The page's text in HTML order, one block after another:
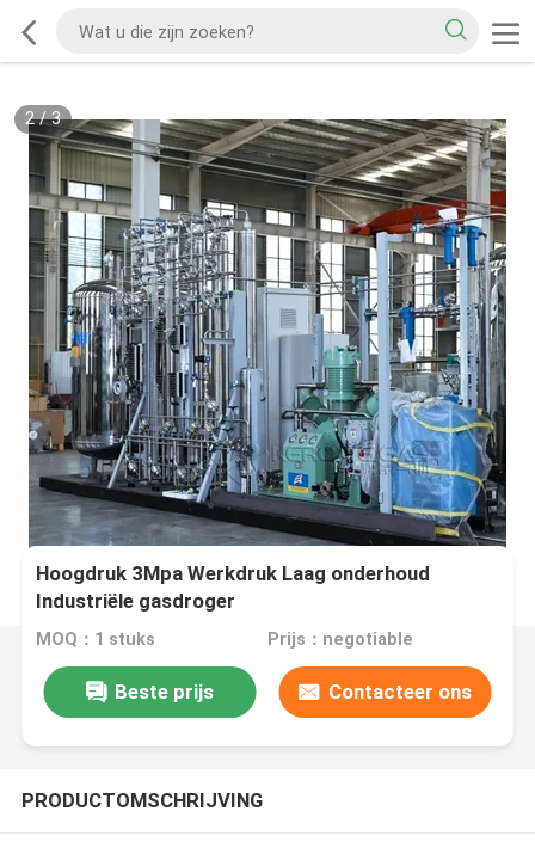
2/3
Hoogdruk 3Mpa Werkdruk Laag onderhoud
Industriële gasdroger
MOQ：1 stuks Prijs：negotiable
Beste prijs Contacteer ons
PRODUCTOMSCHRIJVING